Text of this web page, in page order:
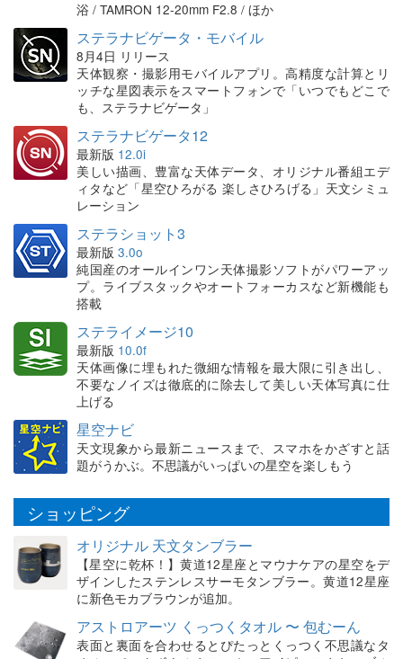
浴 / TAMRON 12-20mm F2.8 / ほか
ステラナビゲータ・モバイル
8月4日 リリース
天体観察・撮影用モバイルアプリ。高精度な計算とリ
ッチな星図表示をスマートフォンで「いつでもどこで
も、ステラナビゲータ」
ステラナビゲータ12
最新版 12.0i
美しい描画、豊富な天体データ、オリジナル番組エデ
ィタなど「星空ひろがる 楽しさひろげる」天文シミュ
レーション
ステラショット3
最新版 3.0o
純国産のオールインワン天体撮影ソフトがパワーアッ
プ。ライブスタックやオートフォーカスなど新機能も
搭載
ステライメージ10
最新版 10.0f
天体画像に埋もれた微細な情報を最大限に引き出し、
不要なノイズは徹底的に除去して美しい天体写真に仕
上げる
星空ナビ
天文現象から最新ニュースまで、スマホをかざすと話
題がうかぶ。不思議がいっぱいの星空を楽しもう
ショッピング
オリジナル 天文タンブラー
【星空に乾杯！】黄道12星座とマウナケアの星空をデ
ザインしたステンレスサーモタンブラー。黄道12星座
に新色モカブラウンが追加。
アストロアーツ くっつくタオル 〜 包むーん
表面と裏面を合わせるとぴたっとくっつく不思議なタ